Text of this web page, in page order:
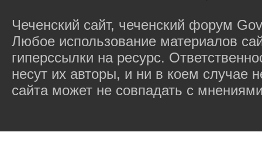
Чеченский сайт, чеченский форум
Любое использование материалов
гиперссылки на ресурс.
несут их авторы, и ни в коем случае
сайта может не совпадать с